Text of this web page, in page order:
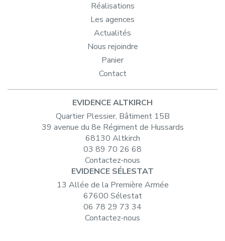
Réalisations
Les agences
Actualités
Nous rejoindre
Panier
Contact
EVIDENCE ALTKIRCH
Quartier Plessier, Bâtiment 15B
39 avenue du 8e Régiment de Hussards
68130 Altkirch
03 89 70 26 68
Contactez-nous
EVIDENCE SÉLESTAT
13 Allée de la Première Armée
67600 Sélestat
06 78 29 73 34
Contactez-nous